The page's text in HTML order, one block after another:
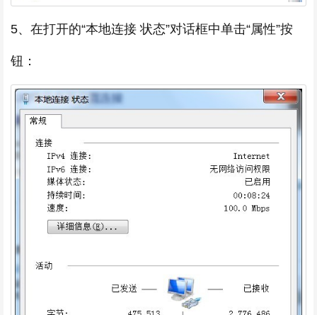
5、在打开的“本地连接 状态”对话框中单击“属性”按
钮：